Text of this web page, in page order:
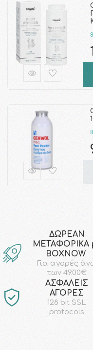
ΔΩΡΕΑΝ
ΜΕΤΑΦΟΡΙΚΑ
ΒΟΧΝΟW
Για αγορές
των 49.00€
AΣΦΑΛΕΙΣ
ΑΓΟΡΕΣ
128 bit SSL
protocols